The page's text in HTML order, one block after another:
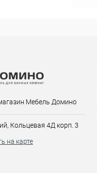
Мебель Домино
Кольцевая 4Д корп. 3
на карте